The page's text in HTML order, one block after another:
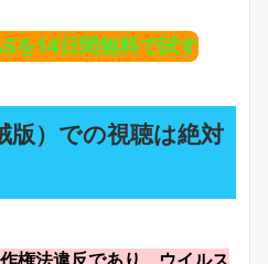
を14日間無料で試す
版）での視聴は絶対
権法違反であり、ウイルス